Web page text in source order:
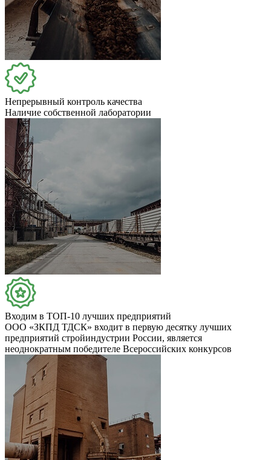
Непрерывный контроль качества
Наличие собственной лаборатории
Входим в ТОП-10 лучших предприятий
ООО «ЗКПД ТДСК» входит в первую десятку лучших
предприятий стройиндустрии России, является
неоднократным победителе Всероссийских конкурсов